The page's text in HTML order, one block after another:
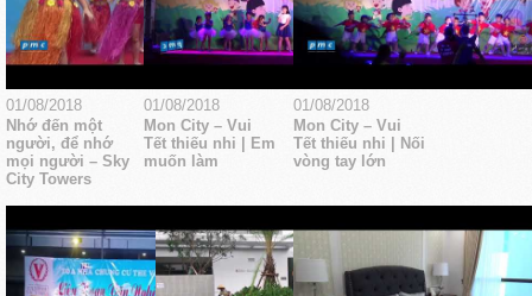
01/08/2018
Nhớ đến một
người, để nhớ
mọi người – Sky
City Towers
01/08/2018
Mon City – Vui
Tết thiếu nhi | Em
muốn làm
01/08/2018
Mon City – Vui
Tết thiếu nhi | Nối
vòng tay lớn